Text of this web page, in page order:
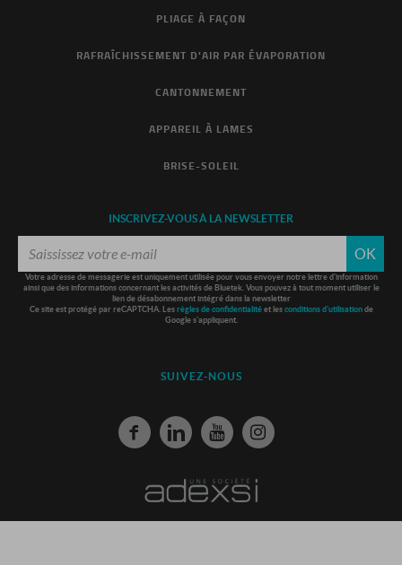
PLIAGE À FAÇON
RAFRAÎCHISSEMENT D'AIR PAR ÉVAPORATION
CANTONNEMENT
APPAREIL À LAMES
BRISE-SOLEIL
INSCRIVEZ-VOUS À LA NEWSLETTER
OK
Votre adresse de messagerie est uniquement utilisée pour vous envoyer notre lettre d'information
ainsi que des informations concernant les activités de Bluetek. Vous pouvez à tout moment utiliser le
lien de désabonnement intégré dans la newsletter
Ce site est protégé par reCAPTCHA. Les règles de confidentialitéet les conditions d'utilisationde
Google s'appliquent.
SUIVEZ-NOUS